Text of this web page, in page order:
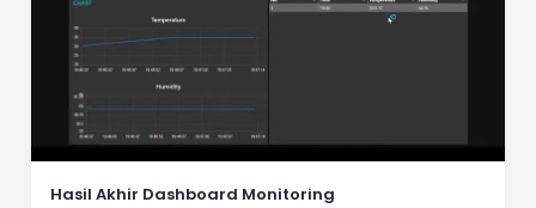
Hasil Akhir Dashboard Monitoring